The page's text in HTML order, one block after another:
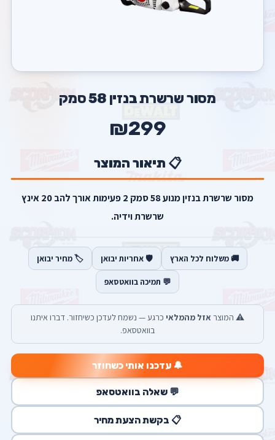
מסור שרשרת בנזין 58 סמק
₪299
📋 תיאור המוצר
מסור שרשרת בנזין מנוע 58 סמק 2 פעימות אורך להב 20 אינץ
שרשרת וידיה.
🚚 משלוח לכל הארץ 🛡️ אחריות יבואן 🏷️ מחיר יבואן
💬 תמיכה בוואטסאפ
⚠️ המוצר אזל מהמלאי כרגע — נשמח לעדכן כשיחזור. דברו איתנו
בוואטסאפ.
🔔 עדכנו אותי כשחוזר
💬 שאלה בוואטסאפ
📋 בקשת הצעת מחיר